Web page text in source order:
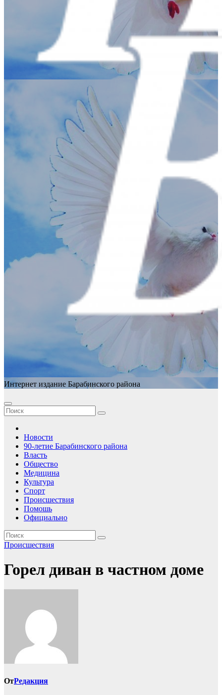
Интернет издание Барабинского района
Новости
90-летие Барабинского района
Власть
Общество
Медицина
Культура
Спорт
Происшествия
Помошь
Официально
Происшествия
Горел диван в частном доме
ОтРедакция